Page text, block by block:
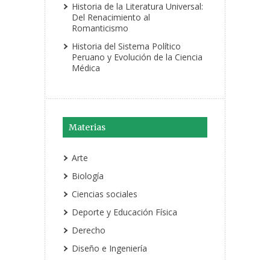
Historia de la Literatura Universal:
Del Renacimiento al
Romanticismo
Historia del Sistema Político
Peruano y Evolución de la Ciencia
Médica
Materias
Arte
Biología
Ciencias sociales
Deporte y Educación Física
Derecho
Diseño e Ingeniería